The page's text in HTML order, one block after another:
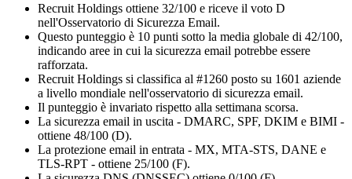
Recruit Holdings ottiene 32/100 e riceve il voto D
nell'Osservatorio di Sicurezza Email.
Questo punteggio è 10 punti sotto la media globale di 42/100,
indicando aree in cui la sicurezza email potrebbe essere
rafforzata.
Recruit Holdings si classifica al #1260 posto su 1601 aziende
a livello mondiale nell'osservatorio di sicurezza email.
Il punteggio è invariato rispetto alla settimana scorsa.
La sicurezza email in uscita - DMARC, SPF, DKIM e BIMI -
ottiene 48/100 (D).
La protezione email in entrata - MX, MTA-STS, DANE e
TLS-RPT - ottiene 25/100 (F).